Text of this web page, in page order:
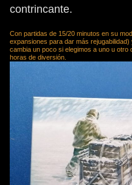
contrincante.
Con partidas de 15/20 minutos en su
expansiones para dar más
cambia un poco si elegimos a uno u
horas de diversión.